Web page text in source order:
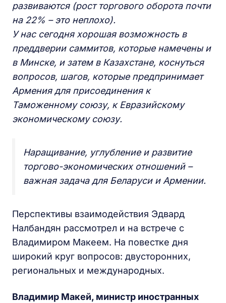
развиваются (рост торгового оборота почти
на 22% – это неплохо).
У нас сегодня хорошая возможность в
преддверии саммитов, которые намечены и
в Минске, и затем в Казахстане, коснуться
вопросов, шагов, которые предпринимает
Армения для присоединения к
Таможенному союзу, к Евразийскому
экономическому союзу.
Наращивание, углубление и развитие
торгово-экономических отношений –
важная задача для Беларуси и Армении.
Перспективы взаимодействия Эдвард
Налбандян рассмотрел и на встрече с
Владимиром Макеем. На повестке дня
широкий круг вопросов: двусторонних,
региональных и международных.
Владимир Макей, министр иностранных